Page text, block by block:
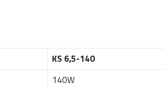
KS 6,5-140
140W